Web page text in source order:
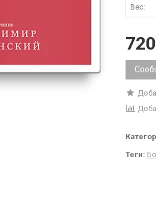
Вес:
720
Теги: